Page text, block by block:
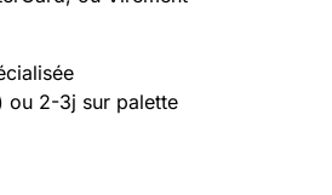
ou 2-3j sur palette